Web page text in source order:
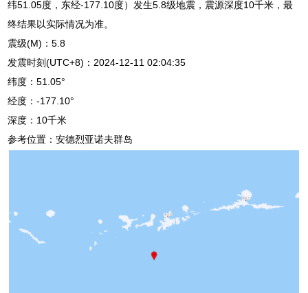
纬51.05度，东经-177.10度）发生5.8级地震，震源深度10千米，最
终结果以实际情况为准。
震级(M)：5.8
发震时刻(UTC+8)：2024-12-11 02:04:35
纬度：51.05°
经度：-177.10°
深度：10千米
参考位置：安德烈亚诺夫群岛